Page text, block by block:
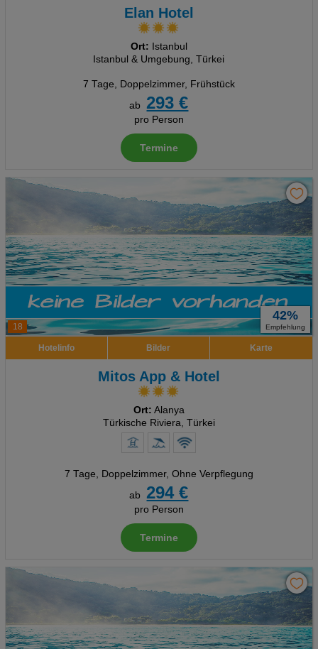
Elan Hotel
Ort: Istanbul
Istanbul & Umgebung, Türkei
7 Tage, Doppelzimmer, Frühstück
ab
293 €
pro Person
Termine
18
42%
Empfehlung
Hotelinfo Bilder Karte
Mitos App & Hotel
Ort: Alanya
Türkische Riviera, Türkei
7 Tage, Doppelzimmer, Ohne Verpflegung
ab
294 €
pro Person
Termine